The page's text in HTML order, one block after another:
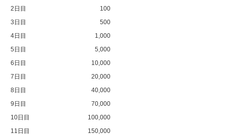
2日目
100
3日目
500
4日目
1,000
5日目
5,000
6日目
10,000
7日目
20,000
8日目
40,000
9日目
70,000
10日目
100,000
11日目
150,000